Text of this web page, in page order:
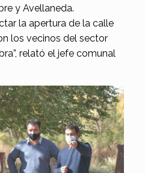
y Avellaneda.
la apertura de la calle
los vecinos del sector
relató el jefe comunal